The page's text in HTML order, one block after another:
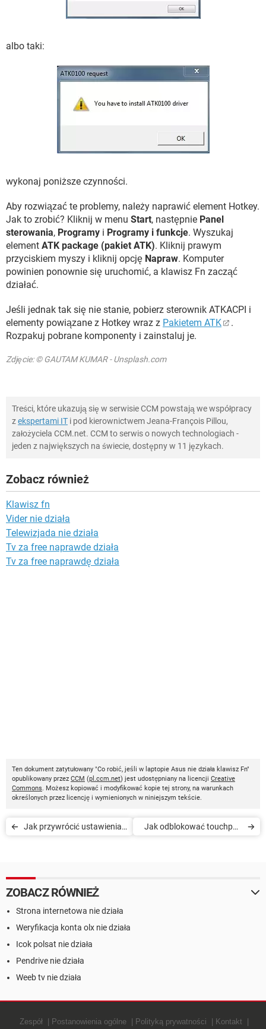
albo taki:
wykonaj poniższe czynności.
Aby rozwiązać te problemy, należy naprawić element Hotkey.
Jak to zrobić? Kliknij w menu Start, następnie Panel
sterowania, Programy i Programy i funkcje. Wyszukaj
element ATK package (pakiet ATK). Kliknij prawym
przyciskiem myszy i kliknij opcję Napraw. Komputer
powinien ponownie się uruchomić, a klawisz Fn zacząć
działać.
Jeśli jednak tak się nie stanie, pobierz sterownik ATKACPI i
elementy powiązane z Hotkey wraz z Pakietem ATK
.
Rozpakuj pobrane komponenty i zainstaluj je.
Zdjęcie: © GAUTAM KUMAR - Unsplash.com
Treści, które ukazują się w serwisie CCM powstają we współpracy
zekspertami IT i pod kierownictwem Jeana-François Pillou,
założyciela CCM.net. CCM to serwis o nowych technologiach -
jeden z największych na świecie, dostępny w 11 językach.
Zobacz również
Klawisz fn
Vider nie działa
Telewizjada nie działa
Tv za free naprawde działa
Tv za free naprawdę działa
Ten dokument zatytułowany "Co robić, jeśli w laptopie Asus nie działa klawisz Fn"
opublikowany przez CCM (pl.ccm.net) jest udostępniany na licencji Creative
Commons. Możesz kopiować i modyfikować kopie tej strony, na warunkach
określonych przez licencję i wymienionych w niniejszym tekście.
Jak przywrócić ustawienia
Jak odblokować touchpad
ZOBACZ RÓWNIEŻ
Strona internetowa nie działa
Weryfikacja konta olx nie działa
Icok polsat nie działa
Pendrive nie działa
Weeb tv nie działa
Zespół Postanowienia ogólne Polityką prywatności Kontakt